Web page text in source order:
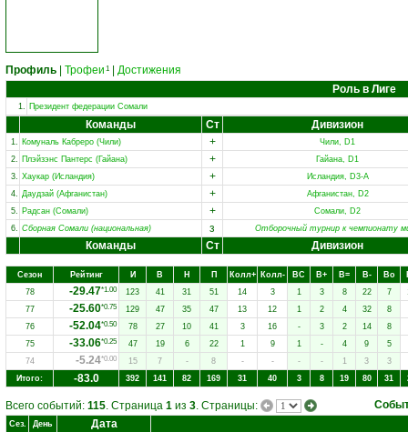
Профиль Трофеи 1
Достижения
Роль в Лиге
1. Президент федерации Сомали
Команды Ст Дивизион
1. Комуналь Кабреро (Чили) +
Чили, D1
2. Плэйзэнс Пантерс (Гайана) +
Гайана, D1
3. Хаукар (Исландия) +
Исландия, D3-A
4. Даудзай (Афганистан) +
Афганистан, D2
5. Радсан (Сомали) +
Сомали, D2
6. Сборная Сомали (национальная) з Отборочный турнир к чемпионату
Команды Ст Дивизион
Сезон Рейтинг И В Н П Колл+ Колл- ВC В+ В= В- Вo
78
-29.47*1.00 123 41 31 51 14 3 1 3 8 22 7
77
-25.60*0.75 129 47 35 47 13 12 1 2 4 32
8
76
-52.04*0.50 78 27 10 41 3 16 - 3 2 14
8
75
-33.06*0.25 47 19 6 22 1 9 1 - 4 9
5
74
-5.24*0.00 15 7 - 8 - - - - 1 3
3
Итого:
-83.0 392 141 82 169 31 40 3 8 19 80 31
Всего событий: 115. Страница 1 из 3. Страницы:
Сез. День Дата